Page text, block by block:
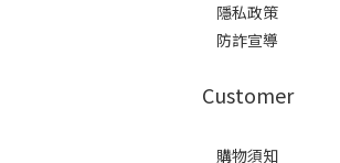
隱私政策
防詐宣導
Customer
購物須知